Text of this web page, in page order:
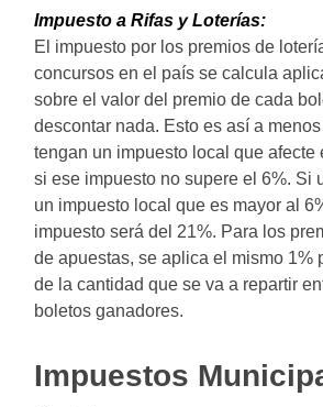
Impuesto a Rifas y Loterías:
El impuesto por los premios de
concursos en el país se calcula
sobre el valor del premio de cada
descontar nada. Esto es así a
tengan un impuesto local que afecte
si ese impuesto no supere el 6%. Si
un impuesto local que es mayor al
impuesto será del 21%. Para los
de apuestas, se aplica el mismo 1%
de la cantidad que se va a repartir
boletos ganadores.
Impuestos